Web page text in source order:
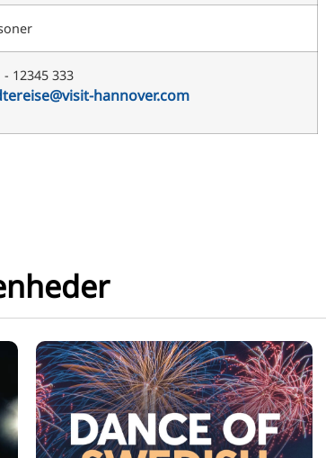
12345 333
hannover.com